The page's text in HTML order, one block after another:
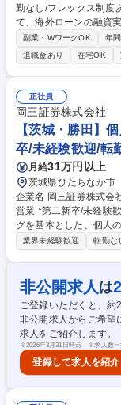
勤なし/フレックス制度あり 仕事の内容 本店の法人営業サービ
て、海外ローンの融資
ご担当いただきます。 【業務一覧】 ■海外ローンに関する融資事務■英文
契約書の確認・システ
らの依頼内容の確認・
参画など（変更の範囲
外とのやり取りはフロ
ません。 募集職種 【東京本店/融資事務】海外ローン/転勤なし/フレックス
制度あり
副業・WワークOK 年
退職金あり
在宅OK
正社員
岡三証券株式会社
【茨城・勝田】
卒/未経験歓迎/転
月給31万円以上
茨城県ひたちなか市
企業名 岡三証券株式会社 求人名 【茨城・勝田】個人向け金融商品
営業 *第二新卒/未経験歓迎/転勤無* 仕事の内容 ■
グを基本とした、個人
タイルやライフプラン
債券、投資信託、保険
さまへのアプローチに
部署との連携による事
ンの提供にも力を入れ
客さまのニーズに寄り
を感じて頂けるポイントの1つです。 募集職種
融商品の提案営業 *第
業界未経験歓迎 転勤なし
非公開求人 は
ご登録いただくと、約
非公開求人からご希望
求人をご紹介します。
※2026年3月31日時点 ※求人数＝
登録して求人を紹